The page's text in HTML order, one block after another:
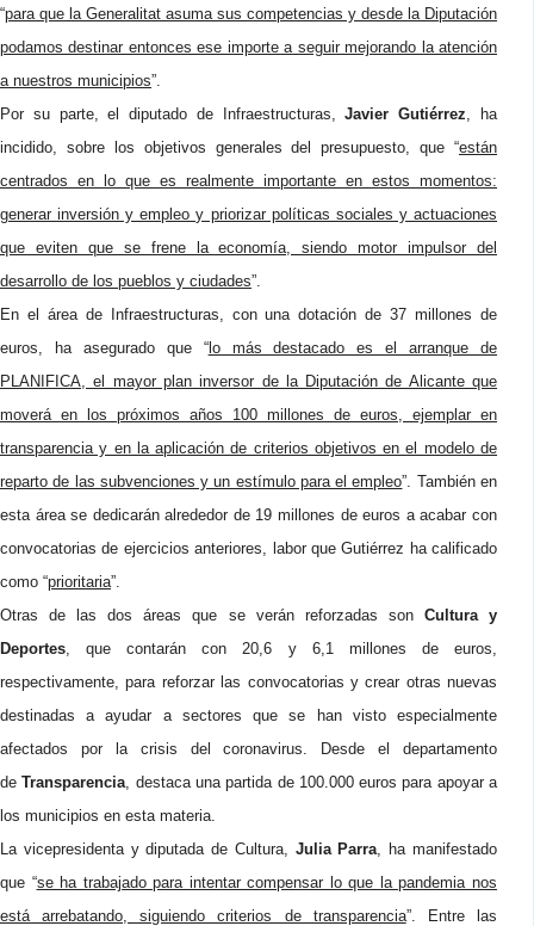
“para que la Generalitat asuma sus competencias y desde la Diputación
podamos destinar entonces ese importe a seguir mejorando la atención
a nuestros municipios”.
Por su parte, el diputado de Infraestructuras,Javier Gutiérrez, ha
incidido, sobre los objetivos generales del presupuesto, que “están
centrados en lo que es realmente importante en estos momentos:
generar inversión y empleo y priorizar políticas sociales y actuaciones
que eviten que se frene la economía, siendo motor impulsor del
desarrollo de los pueblos y ciudades”.
En el área de Infraestructuras, con una dotación de 37 millones de
euros, ha asegurado que “lo más destacado es el arranque de
PLANIFICA, el mayor plan inversor de la Diputación de Alicante que
moverá en los próximos años 100 millones de euros, ejemplar en
transparencia y en la aplicación de criterios objetivos en el modelo de
reparto de las subvenciones y un estímulo para el empleo”. También en
esta área se dedicarán alrededor de 19 millones de euros a acabar con
convocatorias de ejercicios anteriores, labor que Gutiérrez ha calificado
como “prioritaria”.
Otras de las dos áreas que se verán reforzadas son Cultura y
Deportes, que contarán con 20,6 y 6,1 millones de euros,
respectivamente, para reforzar las convocatorias y crear otras nuevas
destinadas a ayudar a sectores que se han visto especialmente
afectados por la crisis del coronavirus. Desde el departamento
deTransparencia, destaca una partida de 100.000 euros para apoyar a
los municipios en esta materia.
La vicepresidenta y diputada de Cultura, Julia Parra, ha manifestado
que “se ha trabajado para intentar compensar lo que la pandemia nos
está arrebatando, siguiendo criterios de transparencia”. Entre las